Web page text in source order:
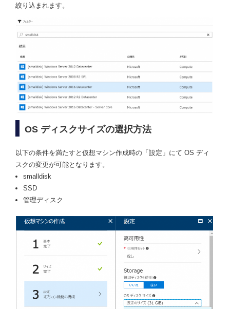
絞り込まれます。
OS ディスクサイズの選択方法
以下の条件を満たすと仮想マシン作成時の「設定」にて OS ディ
スクの変更が可能となります。
smalldisk
SSD
管理ディスク